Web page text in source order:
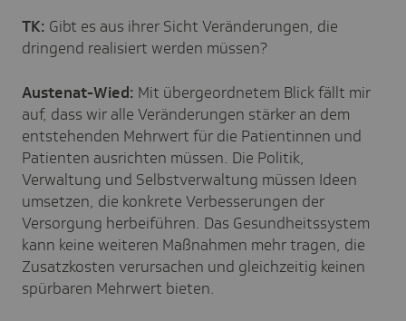
TK: Gibt es aus ihrer Sicht Veränderungen, die
dringend realisiert werden müssen?
Austenat-Wied: Mit übergeordnetem Blick fällt mir
auf, dass wir alle Veränderungen stärker an dem
entstehenden Mehrwert für die Patientinnen und
Patienten ausrichten müssen. Die Politik,
Verwaltung und Selbstverwaltung müssen Ideen
umsetzen, die konkrete Verbesserungen der
Versorgung herbeiführen. Das Gesundheitssystem
kann keine weiteren Maßnahmen mehr tragen, die
Zusatzkosten verursachen und gleichzeitig keinen
spürbaren Mehrwert bieten.